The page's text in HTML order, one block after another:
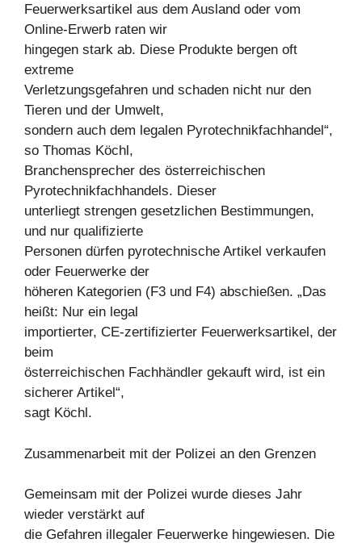
Feuerwerksartikel aus dem Ausland oder vom
Online-Erwerb raten wir
hingegen stark ab. Diese Produkte bergen oft
extreme
Verletzungsgefahren und schaden nicht nur den
Tieren und der Umwelt,
sondern auch dem legalen Pyrotechnikfachhandel“,
so Thomas Köchl,
Branchensprecher des österreichischen
Pyrotechnikfachhandels. Dieser
unterliegt strengen gesetzlichen Bestimmungen,
und nur qualifizierte
Personen dürfen pyrotechnische Artikel verkaufen
oder Feuerwerke der
höheren Kategorien (F3 und F4) abschießen. „Das
heißt: Nur ein legal
importierter, CE-zertifizierter Feuerwerksartikel, der
beim
österreichischen Fachhändler gekauft wird, ist ein
sicherer Artikel“,
sagt Köchl.
Zusammenarbeit mit der Polizei an den Grenzen
Gemeinsam mit der Polizei wurde dieses Jahr
wieder verstärkt auf
die Gefahren illegaler Feuerwerke hingewiesen. Die